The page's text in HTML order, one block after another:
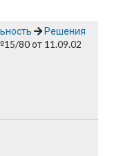
Решения
80 от 11.09.02